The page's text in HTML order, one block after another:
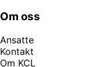
Om oss
Ansatte
Kontakt
Om KCL